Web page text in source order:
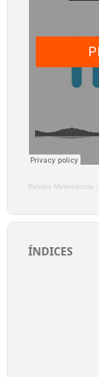
Revista Metrociencia ·
ÍNDICES